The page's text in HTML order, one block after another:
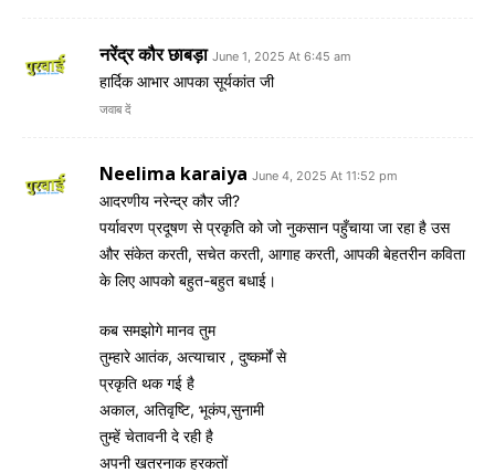
नरेंद्र कौर छाबड़ा June 1, 2025 At 6:45 am
हार्दिक आभार आपका सूर्यकांत जी
जवाब दें
Neelima karaiya June 4, 2025 At 11:52 pm
आदरणीय नरेन्द्र कौर जी?
पर्यावरण प्रदूषण से प्रकृति को जो नुकसान पहुँचाया जा रहा है उस
और संकेत करती, सचेत करती, आगाह करती, आपकी बेहतरीन कविता
के लिए आपको बहुत-बहुत बधाई।
कब समझोगे मानव तुम
तुम्हारे आतंक, अत्याचार , दुष्कर्मों से
प्रकृति थक गई है
अकाल, अतिवृष्टि, भूकंप,सुनामी
तुम्हें चेतावनी दे रही है
अपनी खतरनाक हरकतों